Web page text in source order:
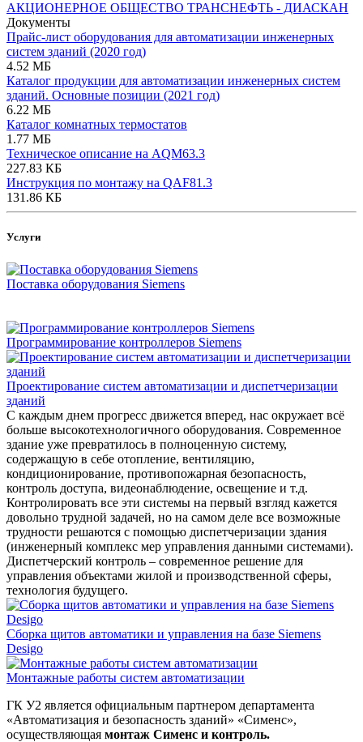
АКЦИОНЕРНОЕ ОБЩЕСТВО ТРАНСНЕФТЬ - ДИАСКАН
Документы
Прайс-лист оборудования для автоматизации инженерных
систем зданий (2020 год)
4.52 МБ
Каталог продукции для автоматизации инженерных систем
зданий. Основные позиции (2021 год)
6.22 МБ
Каталог комнатных термостатов
1.77 МБ
Техническое описание на AQM63.3
227.83 КБ
Инструкция по монтажу на QAF81.3
131.86 КБ
Услуги
Поставка оборудования Siemens
Программирование контроллеров Siemens
Проектирование систем автоматизации и диспетчеризации
зданий
С каждым днем прогресс движется вперед, нас окружает всё
больше высокотехнологичного оборудования. Современное
здание уже превратилось в полноценную систему,
содержащую в себе отопление, вентиляцию,
кондиционирование, противопожарная безопасность,
контроль доступа, видеонаблюдение, освещение и т.д.
Контролировать все эти системы на первый взгляд кажется
довольно трудной задачей, но на самом деле все возможные
трудности решаются с помощью диспетчеризации здания
(инженерный комплекс мер управления данными системами).
Диспетчерский контроль – современное решение для
управления объектами жилой и производственной сферы,
технология будущего.
Сборка щитов автоматики и управления на базе Siemens
Desigo
Монтажные работы систем автоматизации
ГК У2 является официальным партнером департамента
«Автоматизация и безопасность зданий» «Сименс»,
осуществляющая монтаж Сименс и контроль.